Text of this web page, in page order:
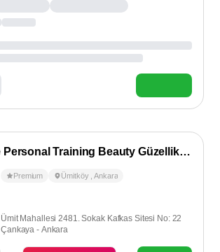
Grenada Life Personal Training Beauty Güzellik Salonu
Premium Ümitköy ,Ankara
Ümit Mahallesi 2481. Sokak Kafkas Sitesi No: 22
Çankaya - Ankara